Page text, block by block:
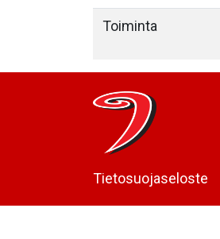
Toiminta
Tietosuojaseloste